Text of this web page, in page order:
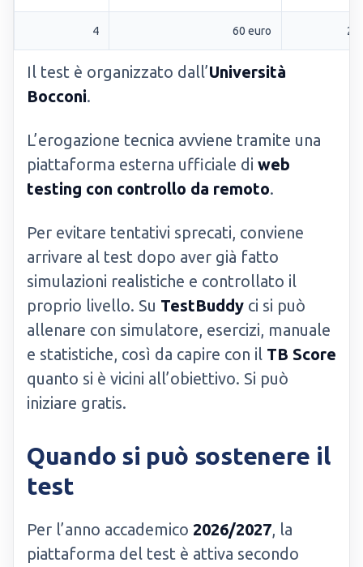
4 60 euro
Il test è organizzato dall’Università
Bocconi.
L’erogazione tecnica avviene tramite una
piattaforma esterna ufficiale di web
testing con controllo da remoto.
Per evitare tentativi sprecati, conviene
arrivare al test dopo aver già fatto
simulazioni realistiche e controllato il
proprio livello. Su TestBuddy ci si può
allenare con simulatore, esercizi, manuale
e statistiche, così da capire con il TB Score
quanto si è vicini all’obiettivo. Si può
iniziare gratis.
Quando si può sostenere il
test
Per l’anno accademico 2026/2027, la
piattaforma del test è attiva secondo